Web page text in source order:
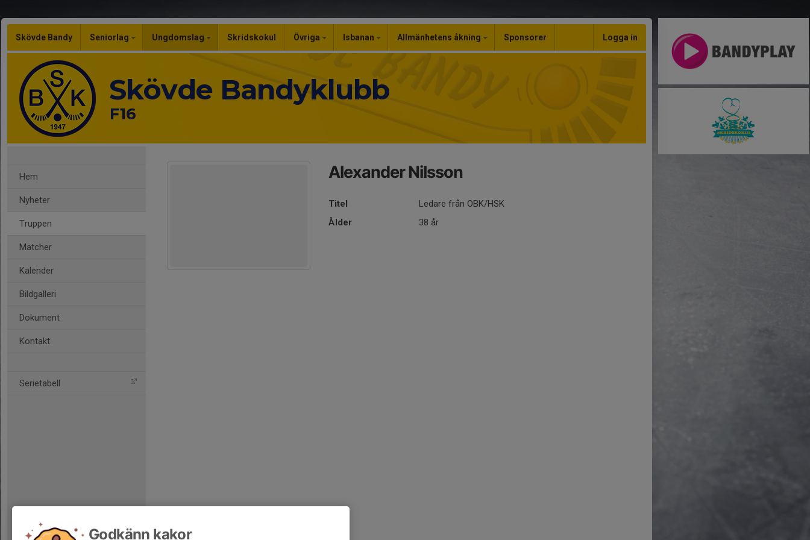
Skövde Bandy Seniorlag Ungdomslag Skridskokul Övriga Isbanan Allmänhetens åkning Sponsorer Logga in
Skövde Bandyklubb
F16
Hem
Nyheter
Truppen
Matcher
Kalender
Bildgalleri
Dokument
Kontakt
Serietabell
Alexander Nilsson
Titel
Ledare från OBK/HSK
Ålder
38 år
Godkänn kakor